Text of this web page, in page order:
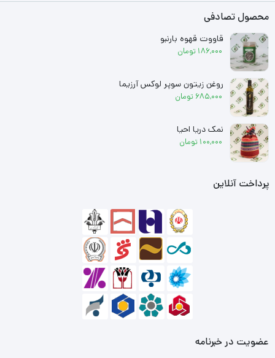
محصول تصادفی
قاووت قهوه بارنبو
186,000 تومان
روغن زیتون سوپر لوکس آرزیما
685,000 تومان
نمک دریا احیا
100,000 تومان
پرداخت آنلاین
عضویت در خبرنامه